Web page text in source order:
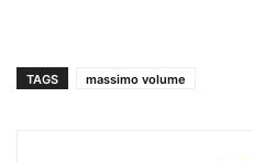
TAGS massimo volume